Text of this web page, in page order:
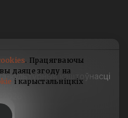
культурныя каштоўнасці
. Працягваючы
даяце згоду на
і карыстальніцкіх